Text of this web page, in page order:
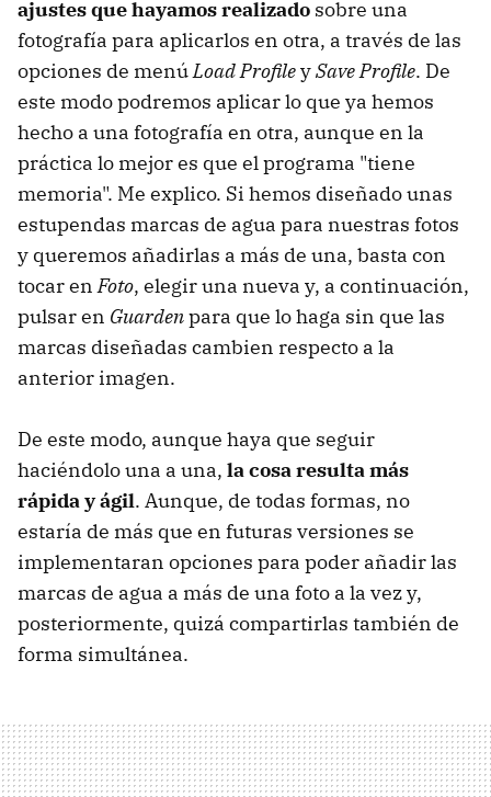
ajustes que hayamos realizado sobre una
fotografía para aplicarlos en otra, a través de las
opciones de menúLoad ProfileySave Profile. De
este modo podremos aplicar lo que ya hemos
hecho a una fotografía en otra, aunque en la
práctica lo mejor es que el programa "tiene
memoria". Me explico. Si hemos diseñado unas
estupendas marcas de agua para nuestras fotos
y queremos añadirlas a más de una, basta con
tocar enFoto, elegir una nueva y, a continuación,
pulsar en Guardenpara que lo haga sin que las
marcas diseñadas cambien respecto a la
anterior imagen.
De este modo, aunque haya que seguir
haciéndolo una a una, la cosa resulta más
rápida y ágil. Aunque, de todas formas, no
estaría de más que en futuras versiones se
implementaran opciones para poder añadir las
marcas de agua a más de una foto a la vez y,
posteriormente, quizá compartirlas también de
forma simultánea.